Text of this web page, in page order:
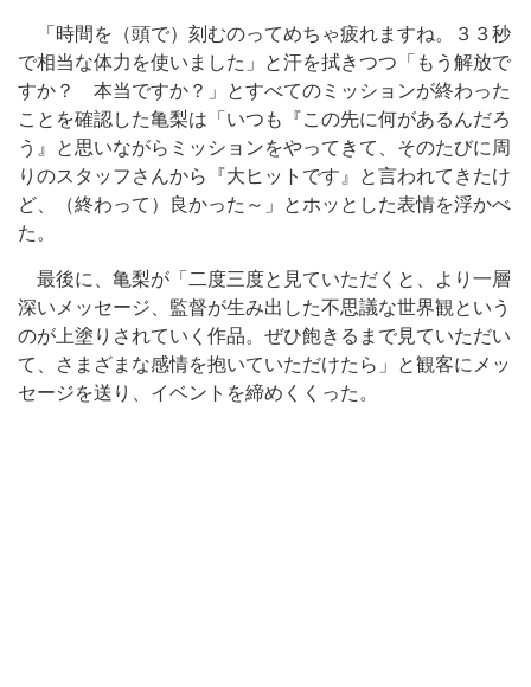
「時間を（頭で）刻むのってめちゃ疲れますね。３３秒
で相当な体力を使いました」と汗を拭きつつ「もう解放で
すか？ 本当ですか？」とすべてのミッションが終わった
ことを確認した亀梨は「いつも『この先に何があるんだろ
う』と思いながらミッションをやってきて、そのたびに周
りのスタッフさんから『大ヒットです』と言われてきたけ
ど、（終わって）良かった～」とホッとした表情を浮かべ
た。
最後に、亀梨が「二度三度と見ていただくと、より一層
深いメッセージ、監督が生み出した不思議な世界観という
のが上塗りされていく作品。ぜひ飽きるまで見ていただい
て、さまざまな感情を抱いていただけたら」と観客にメッ
セージを送り、イベントを締めくくった。